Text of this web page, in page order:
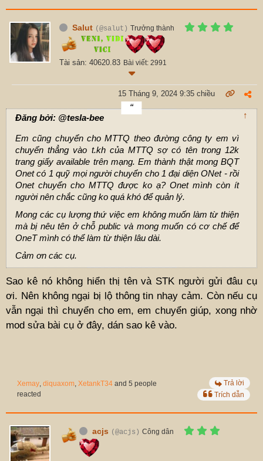
Salut (@salut) Trưởng thành
Tài sản: 40620.83 Bài viết: 2991
15 Tháng 9, 2024 9:35 chiều
Đăng bởi: @tesla-bee ↑
Em cũng chuyển cho MTTQ theo đường công ty em vì
chuyển thẳng vào t.kh của MTTQ sợ có tên trong 12k
trang giấy available trên mạng. Em thành thật mong BQT
Onet có 1 quỹ mọi người chuyển cho 1 đại diện ONet - rồi
Onet chuyển cho MTTQ được ko ạ? Onet mình còn ít
người nên chắc cũng ko quá khó để quản lý.
Mong các cụ lượng thứ việc em không muốn làm từ thiện
mà bị nêu tên ở chỗ public và mong muốn có cơ chế để
OneT mình có thể làm từ thiện lâu dài.
Cảm ơn các cụ.
Sao kê nó không hiển thị tên và STK người gửi đâu cụ
ơi. Nên không ngại bị lộ thông tin nhạy cảm. Còn nếu cụ
vẫn ngại thì chuyển cho em, em chuyển giúp, xong nhờ
mod sửa bài cụ ở đây, dán sao kê vào.
Xemay, diquaxom, XetankT34 and 5 people
reacted
Trả lời
Trích dẫn
acjs (@acjs) Công dân